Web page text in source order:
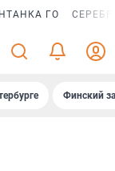
ГО
Финский